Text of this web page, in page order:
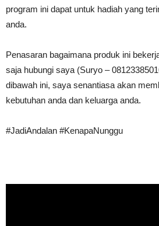
program ini dapat untuk hadiah yang
anda.
Penasaran bagaimana produk ini
saja hubungi saya (Suryo –
dibawah ini, saya senantiasa akan
kebutuhan anda dan keluarga anda.
#JadiAndalan #KenapaNunggu